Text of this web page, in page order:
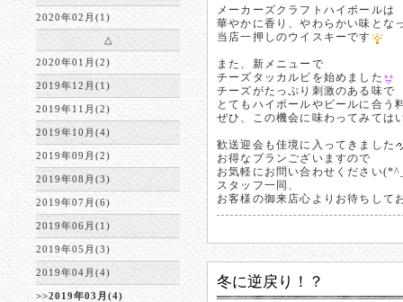
2020年02月(1)
△
2020年01月(2)
2019年12月(1)
2019年11月(2)
2019年10月(4)
2019年09月(2)
2019年08月(3)
2019年07月(6)
2019年06月(1)
2019年05月(3)
2019年04月(4)
>>2019年03月(4)
メーカーズクラフトハイボールは
華やかに香り、やわらかい味とな
当店一押しのウイスキーです
また、新メニューで
チーズタッカルビを始めました
チーズがたっぷり刺激のある味で
とてもハイボールやビールに合う
ぜひ、この機会に味わってみて
歓送迎会も佳境に入ってきました
お得なプランございますので
お気軽にお問い合わせください
スタッフ一同、
お客様の御来店心よりお待ちして
冬に逆戻り！？